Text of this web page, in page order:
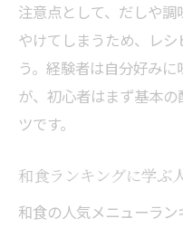
注意点として、だしや
やけてしまうため、レ
う。経験者は自分好み
が、初心者はまず基本
ツです。
和食ランキングに学ぶ
和食の人気メニューラ